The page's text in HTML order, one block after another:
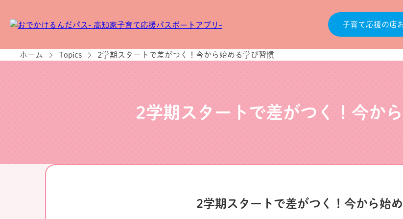
子育て応援の店
ホーム Topics 2学期スタートで差がつく！今から始める学び習慣
2学期スタートで差がつく！今か
2学期スタートで差がつく！今から始